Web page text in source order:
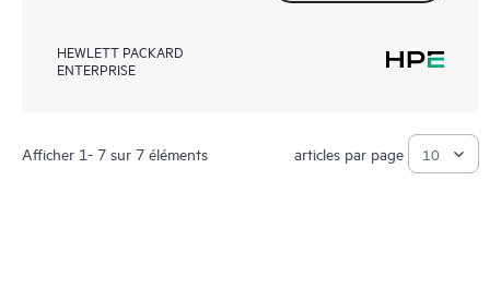
HEWLETT PACKARD
ENTERPRISE
Afficher 1- 7 sur 7 éléments articles par page